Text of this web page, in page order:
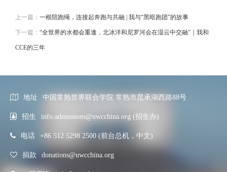
上一篇： 一根陪跑绳，连接起奔跑与共融 | 我与“黑暗跑团”的故事
下一篇： “全世界的水都会重逢，北冰洋和尼罗河会在湿云中交融”｜我和
CCE的三年
地址 中国常熟世界联合学院 常熟市昆承湖西路88号
招生 info.admissions@uwcchina.org (招生办)
电话 +86 512 5298 2500 (前台总机，中文)
捐款 donations@uwcchina.org